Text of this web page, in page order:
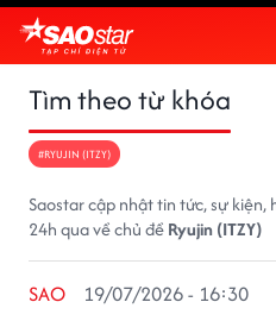
Tìm theo từ khóa
#RYUJIN (ITZY)
Saostar cập nhật tin tức, sự
24h qua về chủ đềRyujin (ITZY)
SAO 19/07/2026 - 16:30